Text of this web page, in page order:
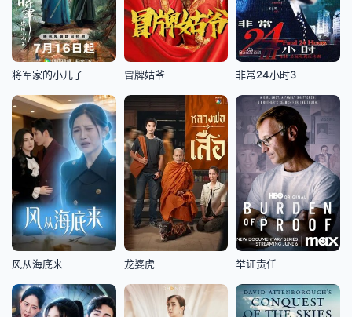
将军家的小儿子 冒牌姑爷 非常24小时3
风从海底来 龙婆虎 举证责任